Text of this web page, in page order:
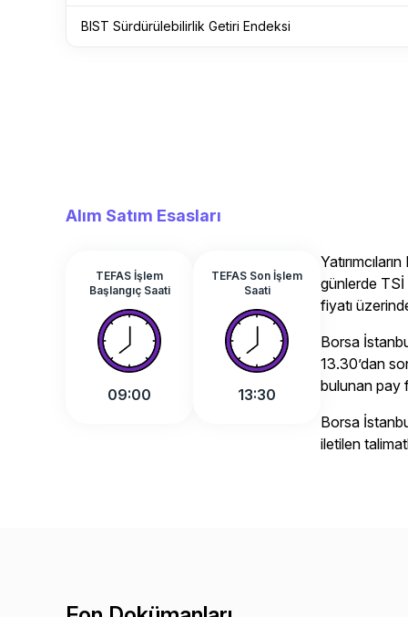
BIST Sürdürülebilirlik Getiri Endeksi
Alım Satım Esasları
TEFAS İşlem
Başlangıç Saati
09:00
TEFAS Son İşlem
Saati
13:30
günlerde TSİ
fiyatı
Borsa
13.30’dan
bulunan pay
Borsa
iletilen